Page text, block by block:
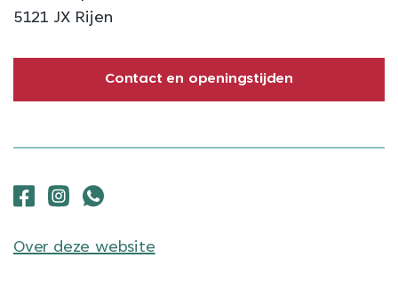
5121 JX Rijen
Contact en openingstijden
Over deze website